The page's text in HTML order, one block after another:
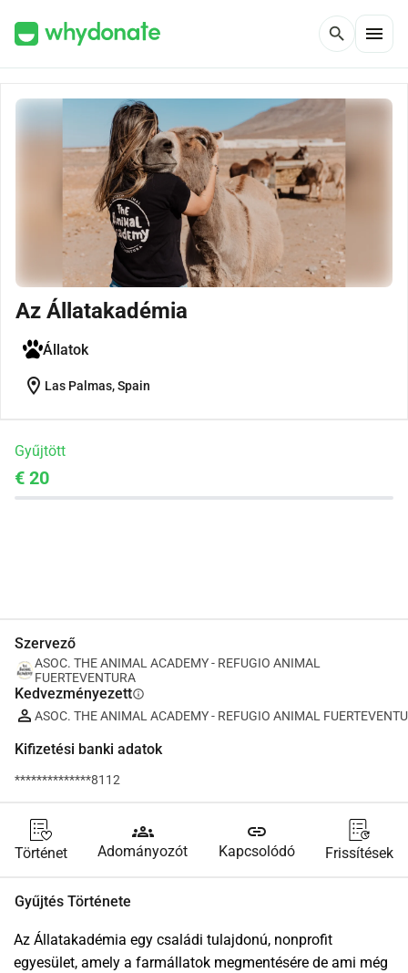
search menu
Az Állatakadémia
Állatok
location_on Las Palmas, Spain
Gyűjtött
€ 20
Szervező
ASOC. THE ANIMAL ACADEMY - REFUGIO ANIMAL
FUERTEVENTURA
Kedvezményezettinfo
ASOC. THE ANIMAL ACADEMY - REFUGIO ANIMAL
Kifizetési banki adatok
**************8112
Történet
groups
Adományozót
link
Kapcsolódó Frissítések
Gyűjtés Története
Az Állatakadémia egy családi tulajdonú, nonprofit
egyesület, amely a farmállatok megmentésére de ami még